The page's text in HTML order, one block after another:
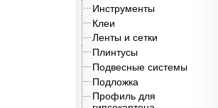
Инструменты
Клеи
Ленты и сетки
Плинтусы
Подвесные системы
Подложка
Профиль для